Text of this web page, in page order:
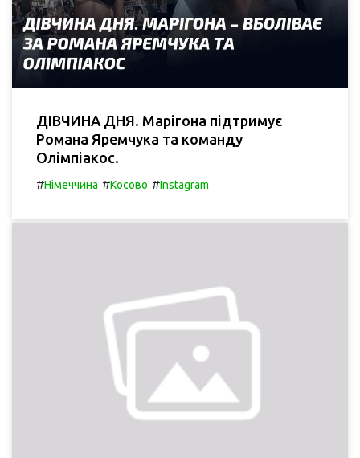
ДІВЧИНА ДНЯ. Марігона підтримує
Романа Яремчука та команду
Олімпіакос.
#Німеччина #Косово #Instagram